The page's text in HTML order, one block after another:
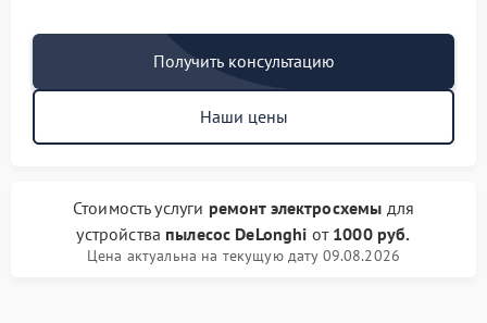
Получить консультацию
Наши цены
Стоимость услуги ремонт электросхемы для
устройства пылесос DeLonghi от 1000 руб.
Цена актуальна на текущую дату 09.08.2026